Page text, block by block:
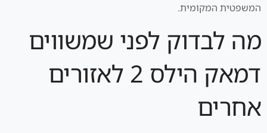
המשפטית המקומית.
מה לבדוק לפני שמשווים
דמאק הילס 2 לאזורים
אחרים